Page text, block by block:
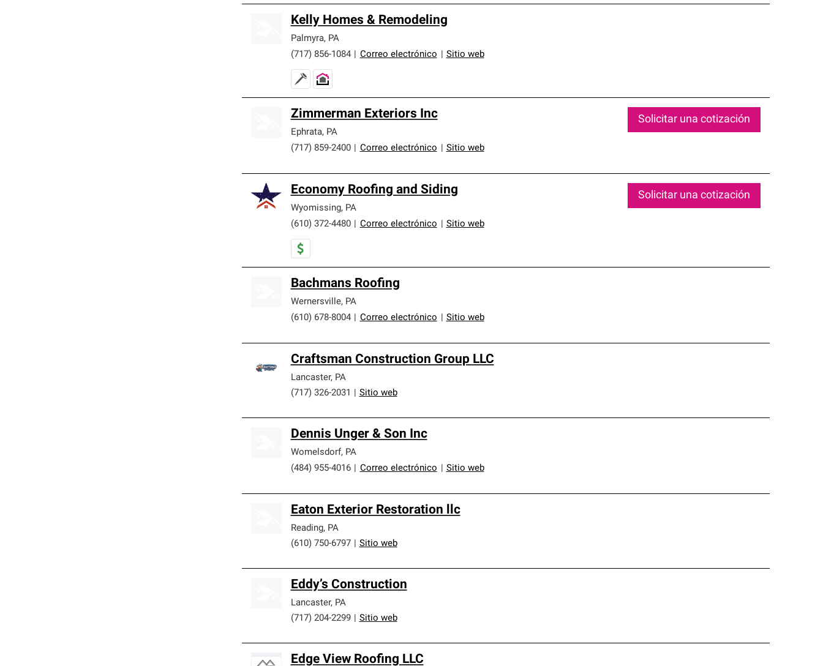
Kelly Homes & Remodeling
Palmyra, PA
(717) 856-1084
Correo electrónico Sitio web
Zimmerman Exteriors Inc
Ephrata, PA
(717) 859-2400
Correo electrónico Sitio web
Solicitar una cotización
Economy Roofing and Siding
Wyomissing, PA
(610) 372-4480
Correo electrónico Sitio web
Solicitar una cotización
Bachmans Roofing
Wernersville, PA
(610) 678-8004
Correo electrónico Sitio web
Craftsman Construction Group LLC
Lancaster, PA
(717) 326-2031
Sitio web
Dennis Unger & Son Inc
Womelsdorf, PA
(484) 955-4016
Correo electrónico Sitio web
Eaton Exterior Restoration llc
Reading, PA
(610) 750-6797
Sitio web
Eddy’s Construction
Lancaster, PA
(717) 204-2299
Sitio web
Edge View Roofing LLC